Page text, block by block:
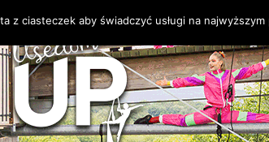
z ciasteczek aby świadczyć usługi na